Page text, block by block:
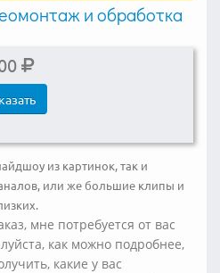
и обработка
из картинок, так и
или же большие клипы и
мне потребуется от вас
как можно подробнее,
какие y ваc